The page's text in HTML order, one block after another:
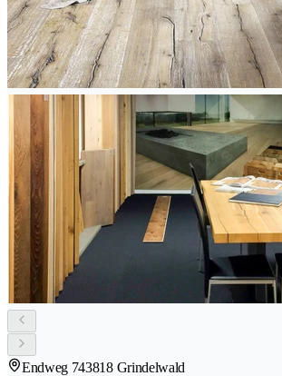
Endweg 743818 Grindelwald